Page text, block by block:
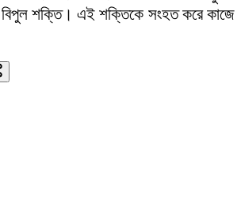
শক্তি। এই শক্তিকে সংহত করে কাজে